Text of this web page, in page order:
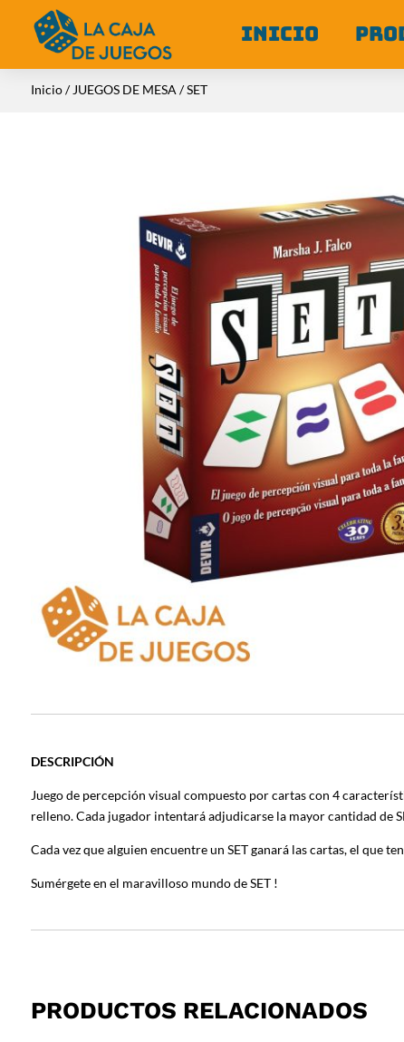
INICIO
Inicio/ JUEGOS DE MESA / SET
DESCRIPCIÓN
Juego de percepción visual compuesto por cartas con 4
relleno. Cada jugador intentará adjudicarse la mayor cantidad de
Cada vez que alguien encuentre un SET ganará las cartas, el que
Sumérgete en el maravilloso mundo de SET !
PRODUCTOS RELACIONADOS